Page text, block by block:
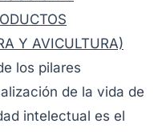
Y AVICULTURA)
los pilares
de la vida de
intelectual es el